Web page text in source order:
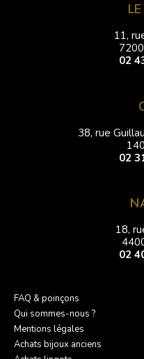
11,
02
38, rue
02
18,
02
FAQ & poinçons
Qui sommes-nous ?
Mentions légales
Achats bijoux anciens